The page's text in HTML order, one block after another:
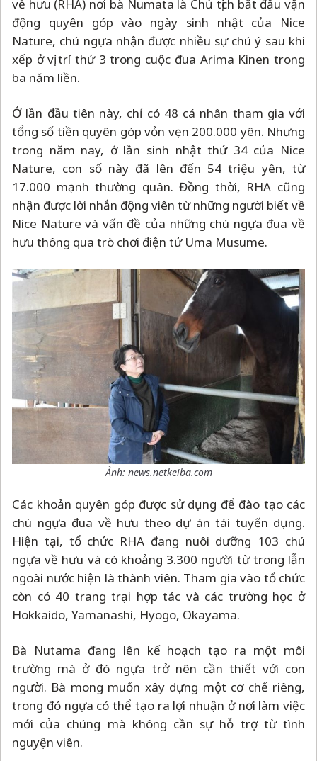
về hưu (RHA) nơi bà Numata là Chủ tịch bắt đầu vận
động quyên góp vào ngày sinh nhật của Nice
Nature, chú ngựa nhận được nhiều sự chú ý sau khi
xếp ở vị trí thứ 3 trong cuộc đua Arima Kinen trong
ba năm liền.
Ở lần đầu tiên này, chỉ có 48 cá nhân tham gia với
tổng số tiền quyên góp vỏn vẹn 200.000 yên. Nhưng
trong năm nay, ở lần sinh nhật thứ 34 của Nice
Nature, con số này đã lên đến 54 triệu yên, từ
17.000 mạnh thường quân. Đồng thời, RHA cũng
nhận được lời nhắn động viên từ những người biết về
Nice Nature và vấn đề của những chú ngựa đua về
hưu thông qua trò chơi điện tử Uma Musume.
Ảnh: news.netkeiba.com
Các khoản quyên góp được sử dụng để đào tạo các
chú ngựa đua về hưu theo dự án tái tuyển dụng.
Hiện tại, tổ chức RHA đang nuôi dưỡng 103 chú
ngựa về hưu và có khoảng 3.300 người từ trong lẫn
ngoài nước hiện là thành viên. Tham gia vào tổ chức
còn có 40 trang trại hợp tác và các trường học ở
Hokkaido, Yamanashi, Hyogo, Okayama.
Bà Nutama đang lên kế hoạch tạo ra một môi
trường mà ở đó ngựa trở nên cần thiết với con
người. Bà mong muốn xây dựng một cơ chế riêng,
trong đó ngựa có thể tạo ra lợi nhuận ở nơi làm việc
mới của chúng mà không cần sự hỗ trợ từ tình
nguyện viên.